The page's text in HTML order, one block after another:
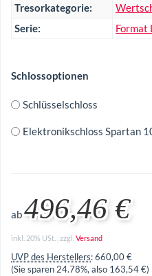
Tresorkategorie:
Serie:
Format
Schlossoptionen
Schlüsselschloss
Elektronikschloss Spartan
ab496,46 €
inkl. 20% USt. , zzgl. Versand
UVP des Herstellers:660,00 €
(Sie sparen24.78%, also 163,54 €)